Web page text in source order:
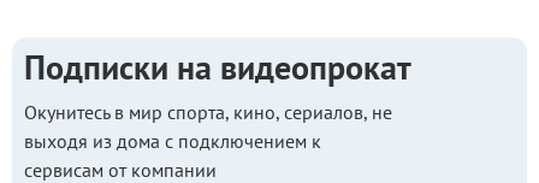
Подписки на видеопрокат
Окунитесь в мир спорта, кино, сериалов, не
выходя из дома с подключением к
сервисам от компании